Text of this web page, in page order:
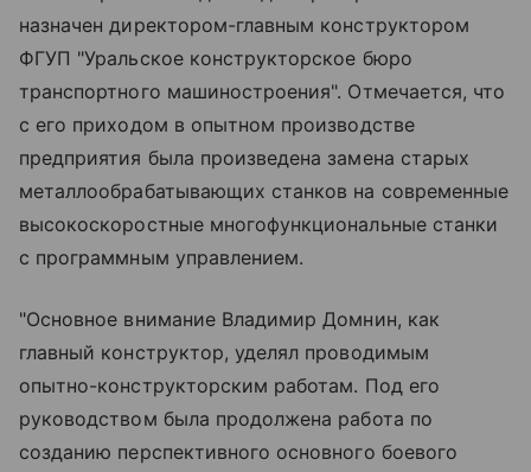
назначен директором-главным конструктором
ФГУП "Уральское конструкторское бюро
транспортного машиностроения". Отмечается, что
с его приходом в опытном производстве
предприятия была произведена замена старых
металлообрабатывающих станков на современные
высокоскоростные многофункциональные станки
с программным управлением.
"Основное внимание Владимир Домнин, как
главный конструктор, уделял проводимым
опытно-конструкторским работам. Под его
руководством была продолжена работа по
созданию перспективного основного боевого